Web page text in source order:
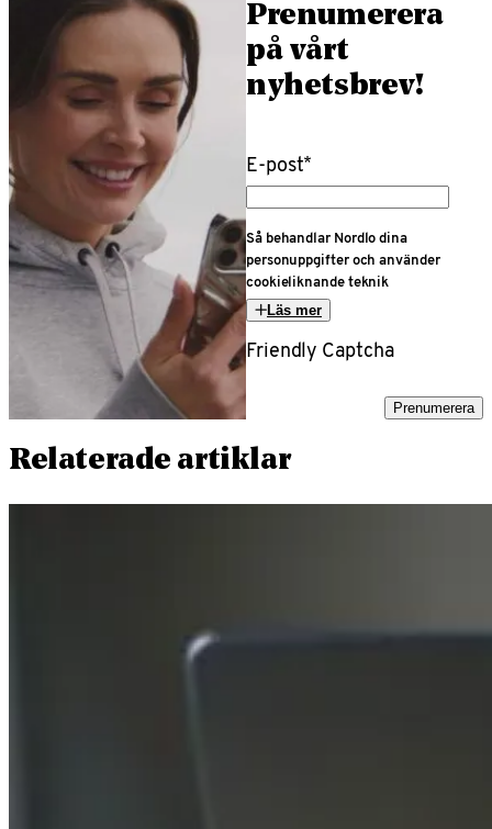
Prenumerera
på vårt
nyhetsbrev!
E-post*
Så behandlar Nordlo dina
personuppgifter och använder
cookieliknande teknik
Läs mer
Friendly Captcha
Prenumerera
Relaterade artiklar